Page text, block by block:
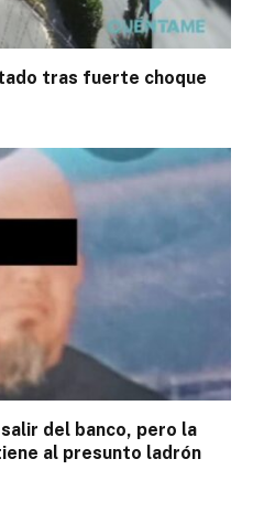
tras fuerte choque
del banco, pero la
al presunto ladrón